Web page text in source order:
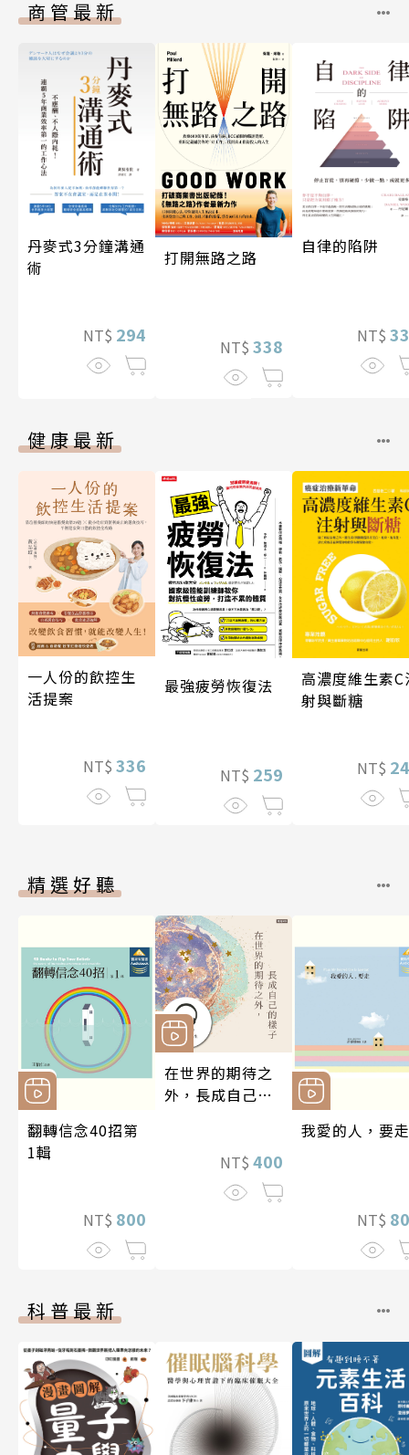
商管最新
丹麥式3分鐘溝通
術
NT$ 294
打開無路之路
NT$ 338
自律的陷阱
NT$
健康最新
一人份的飲控生
活提案
NT$ 336
最強疲勞恢復法
NT$ 259
高濃度維生素C
射與斷糖
NT$
精選好聽
翻轉信念40招第
1輯
NT$ 800
在世界的期待之
外，長成自己的
NT$ 400
我愛的人，要走
NT$
科普最新